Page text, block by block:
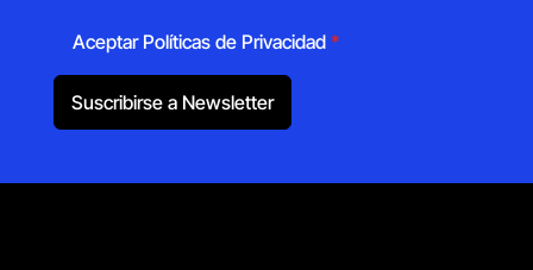
Aceptar Políticas de Privacidad *
Suscribirse a Newsletter